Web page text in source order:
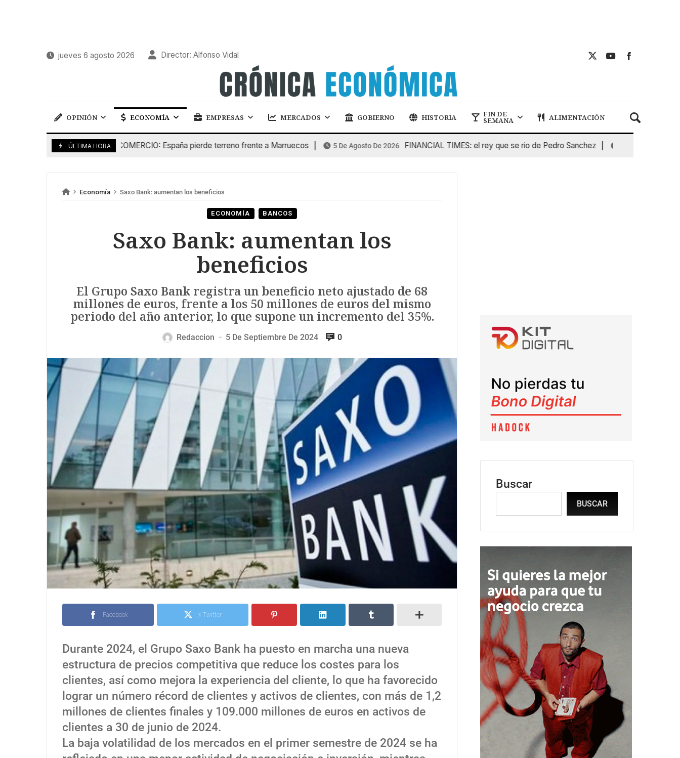
jueves 6 agosto 2026 Director: Alfonso Vidal
OPINIÓN ECONOMÍA EMPRESAS MERCADOS GOBIERNO HISTORIA FIN DE
SEMANA ALIMENTACIÓN
ÚLTIMA HORA
5 De Agosto De 2026 COMERCIO: España pierde terreno frente a Marruecos 5 De Agosto De 2026 FINANCIAL TIMES: el rey que se rio de Pedro Sanchez 5 De Agosto De 2026
Economía Saxo Bank: aumentan los beneficios
ECONOMÍA BANCOS
Saxo Bank: aumentan los
beneficios
El Grupo Saxo Bank registra un beneficio neto ajustado de 68
millones de euros, frente a los 50 millones de euros del mismo
periodo del año anterior, lo que supone un incremento del 35%.
Redaccion — 5 De Septiembre De 2024 0
Facebook X Twitter
Durante 2024, el Grupo Saxo Bank ha puesto en marcha una nueva
estructura de precios competitiva que reduce los costes para los
clientes, así como mejora la experiencia del cliente, lo que ha favorecido
lograr un número récord de clientes y activos de clientes, con más de 1,2
millones de clientes finales y 109.000 millones de euros en activos de
clientes a 30 de junio de 2024.
La baja volatilidad de los mercados en el primer semestre de 2024 se ha
Buscar
BUSCAR